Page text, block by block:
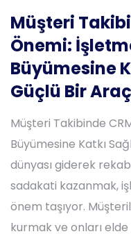
Müşteri
Önemi:
Büyümesine
Güçlü Bir Araç
Müşteri Takibinde
Büyümesine Katkı
dünyası giderek
sadakati kazanmak,
önem taşıyor.
kurmak ve onları